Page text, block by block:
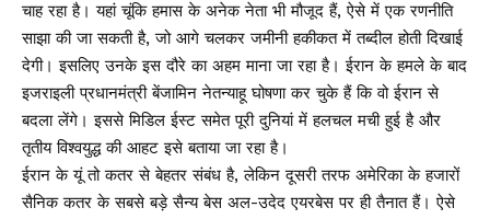
चाह रहा है। यहां चूंकि हमास के अनेक नेता भी मौजूद हैं, ऐसे में एक रणनीति
साझा की जा सकती है, जो आगे चलकर जमीनी हकीकत में तब्दील होती दिखाई
देगी। इसलिए उनके इस दौरे का अहम माना जा रहा है। ईरान के हमले के बाद
इजराइली प्रधानमंत्री बेंजामिन नेतन्याहू घोषणा कर चुके हैं कि वो ईरान से
बदला लेंगे। इससे मिडिल ईस्ट समेत पूरी दुनियां में हलचल मची हुई है और
तृतीय विश्वयुद्ध की आहट इसे बताया जा रहा है।
ईरान के यूं तो कतर से बेहतर संबंध है, लेकिन दूसरी तरफ अमेरिका के हजारों
सैनिक कतर के सबसे बड़े सैन्‍य बेस अल-उदेद एयरबेस पर ही तैनात हैं। ऐसे